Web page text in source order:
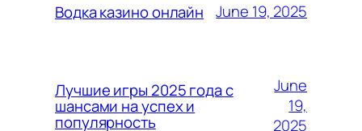
Водка казино онлайн June 19, 2025
Лучшие игры 2025 года с
шансами на успех и
популярность
June
19,
2025